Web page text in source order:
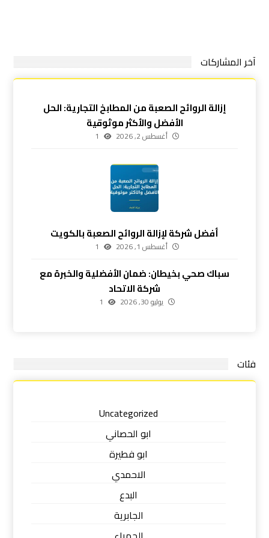
آخر المشاركات
إزالة الروائح الصعبة من المطابخ التجارية: الحل
الأفضل والأكثر موثوقية
أغسطس 2, 2026 1
أفضل شركة لإزالة الروائح الصعبة بالكويت
أغسطس 1, 2026 1
سباك صحي بخيطان: ضمان الأفضلية والخبرة مع
شركة الاتحاد
يوليو 30, 2026 1
فئات
Uncategorized
ابو الحصاني
ابو فطيرة
الاحمدي
البدع
الجابرية